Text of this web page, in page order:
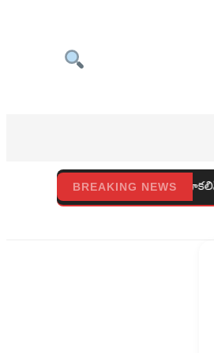
BREAKING NEWS
:-ఎద్దల విజయసాగర్